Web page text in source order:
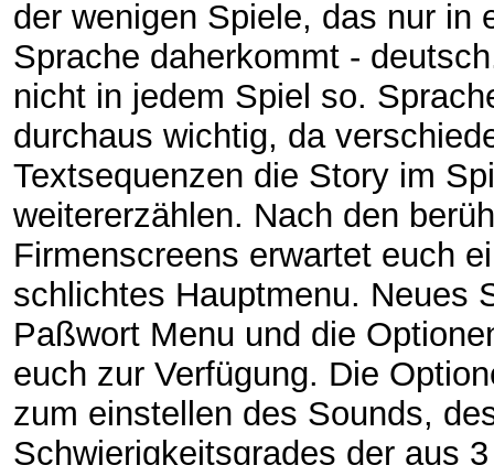
der wenigen Spiele, das nur in
Sprache daherkommt -
nicht in jedem Spiel so.
durchaus wichtig, da
Textsequenzen die Story im
weitererzählen. Nach den
Firmenscreens erwartet euch
schlichtes Hauptmenu. Neues
Paßwort Menu und die
euch zur Verfügung. Die
zum einstellen des Sounds,
Schwierigkeitsgrades der aus 3